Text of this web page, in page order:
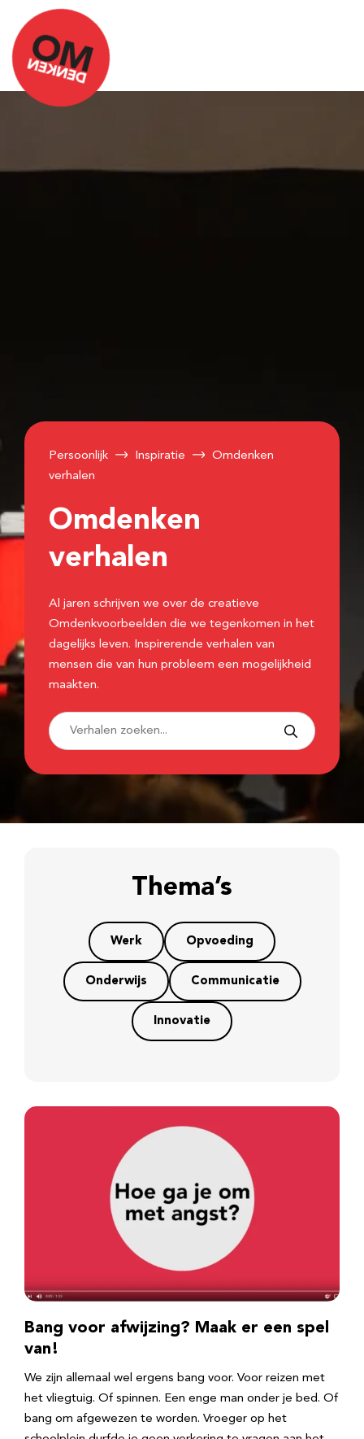
Persoonlijk Inspiratie
Omdenken
verhalen
Omdenken
verhalen
Al jaren schrijven we over de creatieve
Omdenkvoorbeelden die we tegenkomen in het
dagelijks leven. Inspirerende verhalen van
mensen die van hun probleem een mogelijkheid
maakten.
Thema’s
Werk Opvoeding
Onderwijs Communicatie
Innovatie
Bang voor afwijzing? Maak er een spel
van!
We zijn allemaal wel ergens bang voor. Voor reizen met
het vliegtuig. Of spinnen. Een enge man onder je bed. Of
bang om afgewezen te worden. Vroeger op het